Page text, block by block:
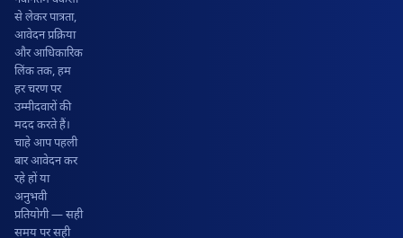
से लेकर पात्रता,
आवेदन प्रक्रिया
और आधिकारिक
लिंक तक, हम
हर चरण पर
उम्मीदवारों की
मदद करते हैं।
चाहे आप पहली
बार आवेदन कर
रहे हों या
अनुभवी
प्रतियोगी — सही
समय पर सही